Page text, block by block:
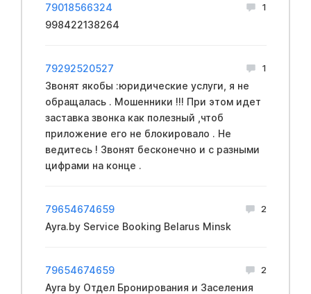
79018566324 1
998422138264
79292520527 1
Звонят якобы :юридические услуги, я не
обращалась . Мошенники !!! При этом идет
заставка звонка как полезный ,чтоб
приложение его не блокировало . Не
ведитесь ! Звонят бесконечно и с разными
цифрами на конце .
79654674659 2
Ayra.by Service Booking Belarus Minsk
79654674659 2
Ayra by Отдел Бронирования и Заселения